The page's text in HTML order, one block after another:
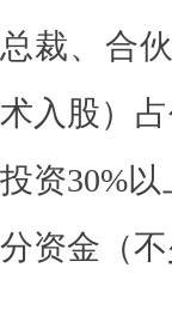
总裁、合
术入股）
投资30%
分资金（不